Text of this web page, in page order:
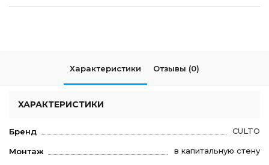
Характеристики Отзывы (0)
ХАРАКТЕРИСТИКИ
Бренд CULTO
Монтаж в капитальную стену